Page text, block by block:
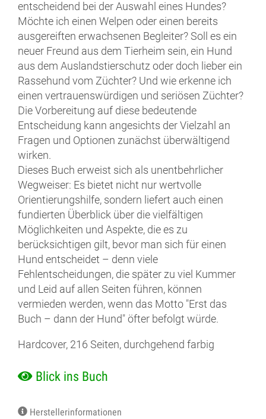
entscheidend bei der Auswahl eines Hundes?
Möchte ich einen Welpen oder einen bereits
ausgereiften erwachsenen Begleiter? Soll es ein
neuer Freund aus dem Tierheim sein, ein Hund
aus dem Auslandstierschutz oder doch lieber ein
Rassehund vom Züchter? Und wie erkenne ich
einen vertrauenswürdigen und seriösen Züchter?
Die Vorbereitung auf diese bedeutende
Entscheidung kann angesichts der Vielzahl an
Fragen und Optionen zunächst überwältigend
wirken.
Dieses Buch erweist sich als unentbehrlicher
Wegweiser: Es bietet nicht nur wertvolle
Orientierungshilfe, sondern liefert auch einen
fundierten Überblick über die vielfältigen
Möglichkeiten und Aspekte, die es zu
berücksichtigen gilt, bevor man sich für einen
Hund entscheidet – denn viele
Fehlentscheidungen, die später zu viel Kummer
und Leid auf allen Seiten führen, können
vermieden werden, wenn das Motto "Erst das
Buch – dann der Hund" öfter befolgt würde.
Hardcover, 216 Seiten, durchgehend farbig
Blick ins Buch
Herstellerinformationen